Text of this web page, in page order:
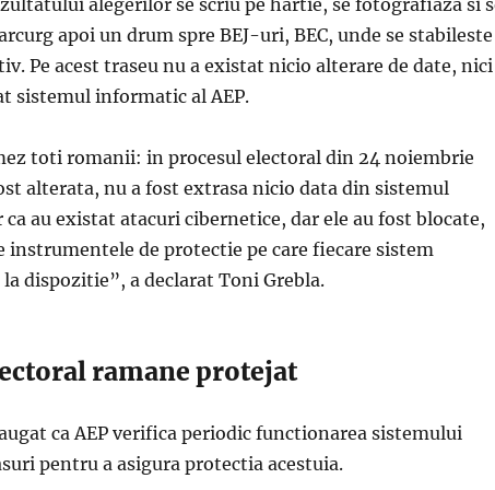
alegerilor se scriu pe hartie, se fotografiaza si
apoi un drum spre BEJ-uri, BEC, unde se stabileste
Pe acest traseu nu a existat nicio alterare de date, nici
sistemul informatic al AEP.
toti romanii: in procesul electoral din 24 noiembrie
alterata, nu a fost extrasa nicio data din sistemul
au existat atacuri cibernetice, dar ele au fost blocate,
de protectie pe care fiecare sistem
dispozitie”, a declarat Toni Grebla.
ramane protejat
ca AEP verifica periodic functionarea sistemului
pentru a asigura protectia acestuia.